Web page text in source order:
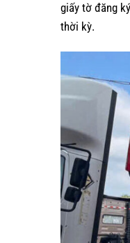
giấy tờ đăng
thời kỳ.